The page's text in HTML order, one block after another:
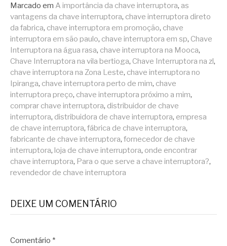
Marcado em A importância da chave interruptora, as
vantagens da chave interruptora, chave interruptora direto
da fabrica, chave interruptora em promoção, chave
interruptora em são paulo, chave interruptora em sp, Chave
Interruptora na água rasa, chave interruptora na Mooca,
Chave Interruptora na vila bertioga, Chave Interruptora na zl,
chave interruptora na Zona Leste, chave interruptora no
Ipiranga, chave interruptora perto de mim, chave
interruptora preço, chave interruptora próximo a mim,
comprar chave interruptora, distribuidor de chave
interruptora, distribuidora de chave interruptora, empresa
de chave interruptora, fábrica de chave interruptora,
fabricante de chave interruptora, fornecedor de chave
interruptora, loja de chave interruptora, onde encontrar
chave interruptora, Para o que serve a chave interruptora?,
revendedor de chave interruptora
DEIXE UM COMENTÁRIO
Comentário *